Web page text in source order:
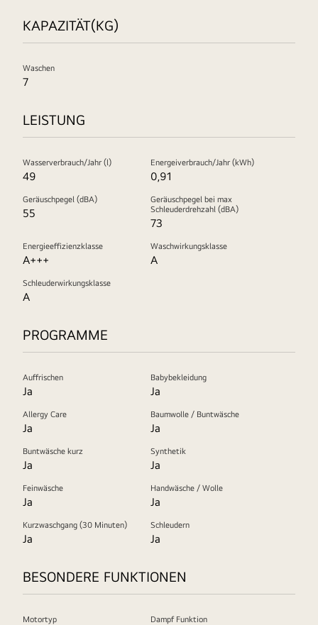
KAPAZITÄT(KG)
Waschen
7
LEISTUNG
Wasserverbrauch/Jahr (l)
49
Energeiverbrauch/Jahr (kWh)
0,91
Geräuschpegel (dBA)
55
Geräuschpegel bei max
Schleuderdrehzahl (dBA)
73
Energieeffizienzklasse
A+++
Waschwirkungsklasse
A
Schleuderwirkungsklasse
A
PROGRAMME
Auffrischen
Ja
Babybekleidung
Ja
Allergy Care
Ja
Baumwolle / Buntwäsche
Ja
Buntwäsche kurz
Ja
Synthetik
Ja
Feinwäsche
Ja
Handwäsche / Wolle
Ja
Kurzwaschgang (30 Minuten)
Ja
Schleudern
Ja
BESONDERE FUNKTIONEN
Motortyp Dampf Funktion